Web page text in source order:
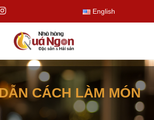
English
CÁCH LÀM MÓN